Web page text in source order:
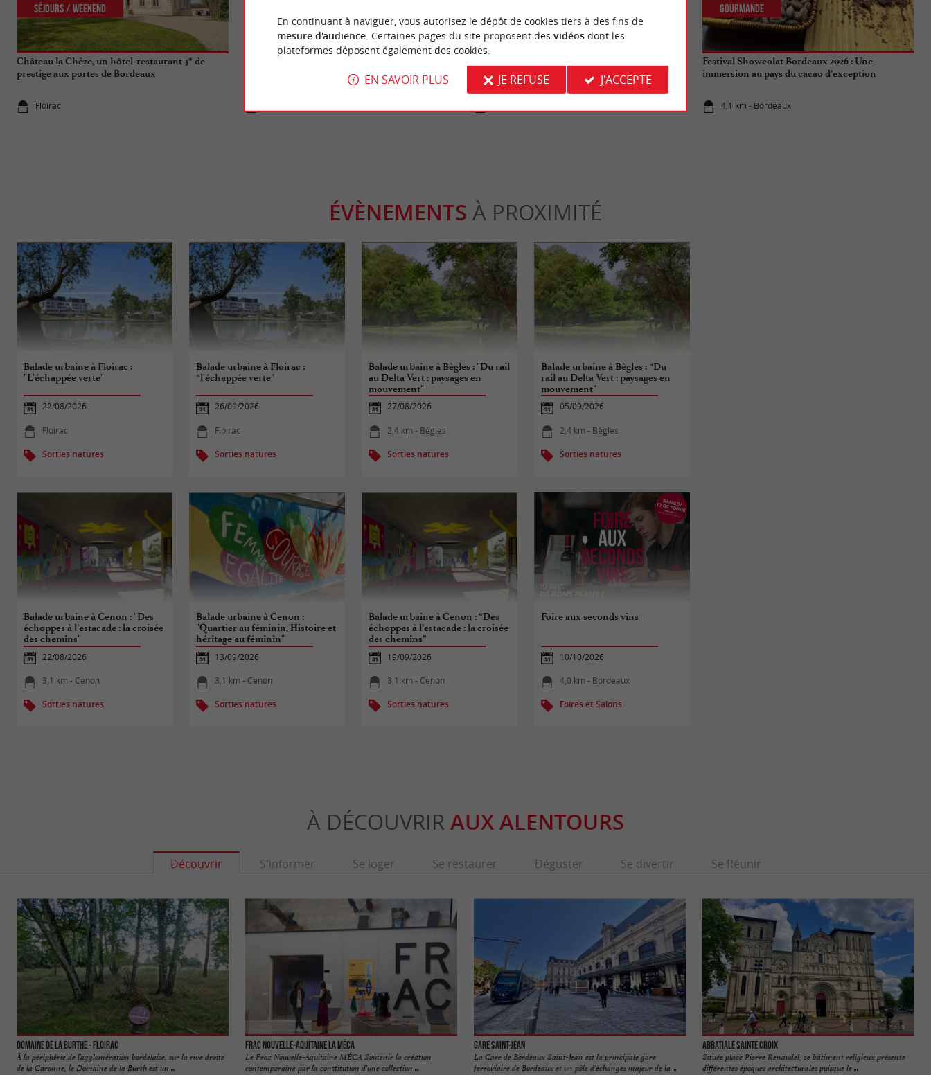
Château la Chèze, un hôtel-restaurant 3* de
prestige aux portes de Bordeaux
Floirac
Séjours / Weekend
adresses "cuisine du monde"
qui change pour vos déplacements de l'été 2026
Festival Showcolat Bordeaux 2026 : Une
immersion au pays du cacao d’exception
4,1 km - Bordeaux
Gourmande
ÉVÈNEMENTS À PROXIMITÉ
Balade urbaine à Floirac :
"L'échappée verte"
22/08/2026
Floirac
Sorties natures
Balade urbaine à Floirac :
“l'échappée verte”
26/09/2026
Floirac
Sorties natures
Balade urbaine à Bègles : "Du rail
au Delta Vert : paysages en
mouvement"
27/08/2026
2,4 km - Bègles
Sorties natures
Balade urbaine à Bègles : “Du
rail au Delta Vert : paysages en
mouvement”
05/09/2026
2,4 km - Bègles
Sorties natures
Balade urbaine à Cenon : "Des
échoppes à l’estacade : la croisée
des chemins"
22/08/2026
3,1 km - Cenon
Sorties natures
Balade urbaine à Cenon :
"Quartier au féminin, Histoire et
héritage au féminin"
13/09/2026
3,1 km - Cenon
Sorties natures
Balade urbaine à Cenon : “Des
échoppes à l’estacade : la croisée
des chemins”
19/09/2026
3,1 km - Cenon
Sorties natures
Foire aux seconds vins
10/10/2026
4,0 km - Bordeaux
Foires et Salons
À DÉCOUVRIR AUX ALENTOURS
Découvrir S'informer Se loger Se restaurer Déguster Se divertir Se Réunir
Domaine de la Burthe - Floirac
À la périphérie de l’agglomération bordelaise, sur la rive droite
de la Garonne, le Domaine de la Burth est un ...
Frac Nouvelle-Aquitaine La MÉCA
Le Frac Nouvelle-Aquitaine MÉCA Soutenir la création
contemporaine par la constitution d’une collection ...
Gare Saint-Jean
La Gare de Bordeaux Saint-Jean est la principale gare
ferroviaire de Bordeaux et un pôle d'échanges majeur de la ...
Abbatiale Sainte Croix
Située place Pierre Renaudel, ce bâtiment religieux présente
différentes époques architecturales puisque le ...
En continuant à naviguer, vous autorisez le dépôt de cookies tiers à des fins de
mesure d'audience. Certaines pages du site proposent des vidéosdont les
plateformes déposent également des cookies.
EN SAVOIR PLUS JE REFUSE J'ACCEPTE